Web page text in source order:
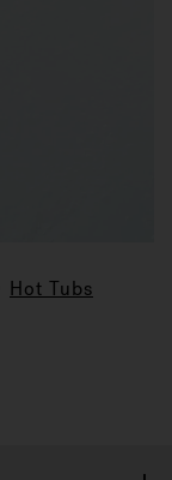
Hot Tubs